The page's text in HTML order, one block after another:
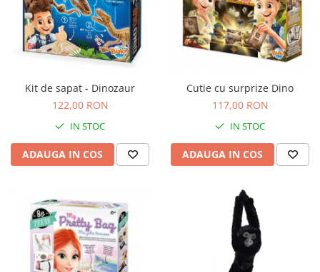
Cadou copii 8 ani
Cadou copii 9 ani
Cadou copii 10 ani
Cadou copii 11 ani
Cadou copii 12 ani
Rechizite scolare
Penar baieti
Penar fete
Caserola compartimentata copii
Etui Ochelari
Ghiozdan baieti
Kit de sapat - Dinozaur
122,00 RON
IN STOC
ADAUGA IN COS
Cutie cu surprize Dino
117,00 RON
IN STOC
ADAUGA IN COS